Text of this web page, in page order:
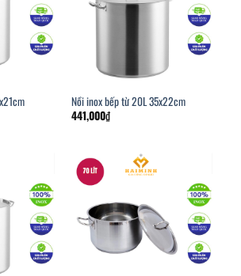
Nồi inox bếp từ 20L 35x22cm
441,000₫